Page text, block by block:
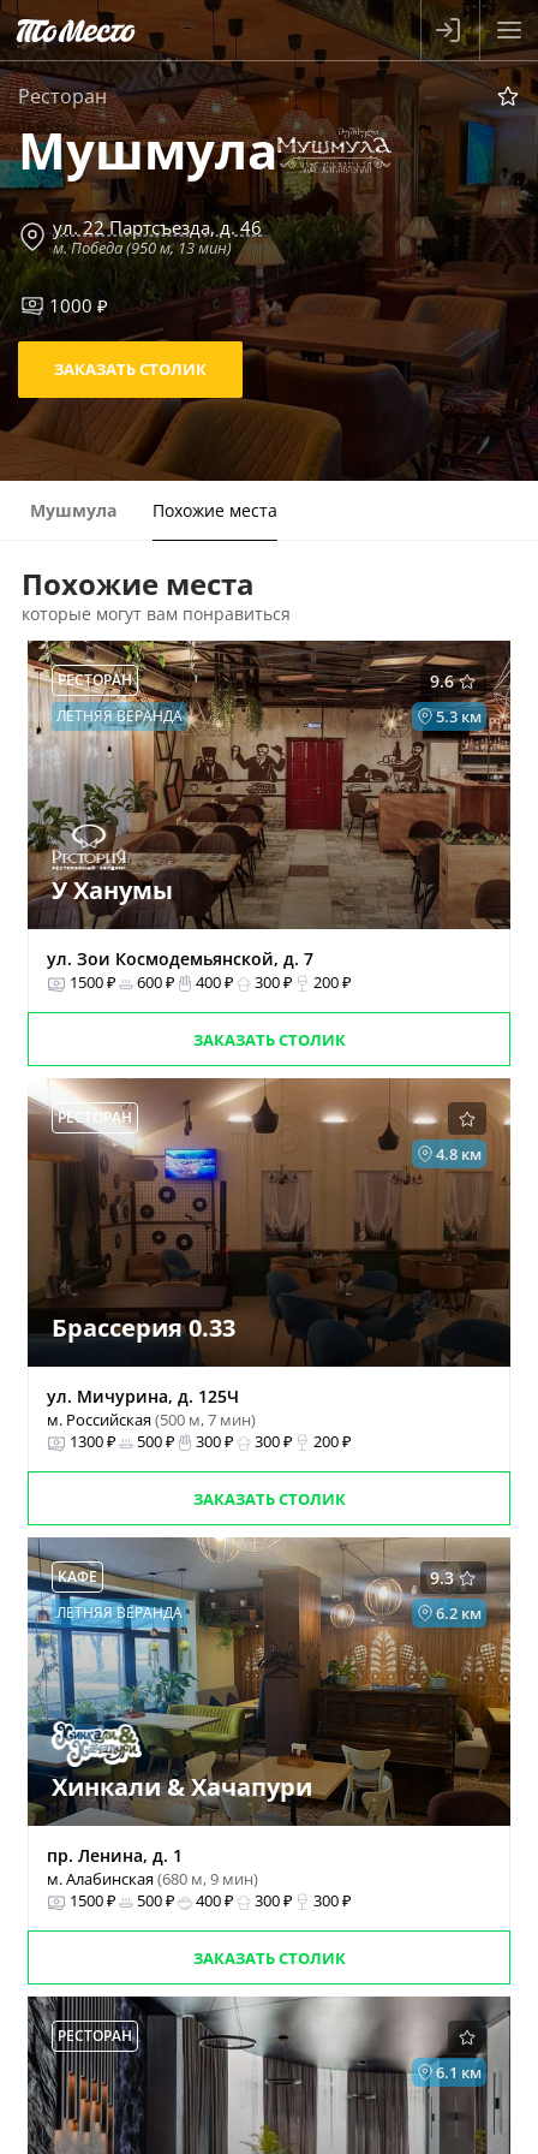
Ресторан
Мушмула
ул. 22 Партсъезда, д. 46
м. Победа (950 м, 13 мин)
1000 ₽
ЗАКАЗАТЬ СТОЛИК
Мушмула Похожие места
Похожие места
которые могут вам понравиться
9.6
РЕСТОРАН
5.3 км
ЛЕТНЯЯ ВЕРАНДА
У Ханумы
ул. Зои Космодемьянской, д. 7
1500 ₽ 600 ₽ 400 ₽ 300 ₽ 200 ₽
ЗАКАЗАТЬ СТОЛИК
РЕСТОРАН
4.8 км
Брассерия 0.33
ул. Мичурина, д. 125Ч
м. Российская(500 м, 7 мин)
1300 ₽
500 ₽ 300 ₽ 300 ₽ 200 ₽
ЗАКАЗАТЬ СТОЛИК
9.3
КАФЕ
6.2 км
ЛЕТНЯЯ ВЕРАНДА
Хинкали & Хачапури
пр. Ленина, д. 1
м. Алабинская(680 м, 9 мин)
1500 ₽
500 ₽ 400 ₽ 300 ₽ 300 ₽
ЗАКАЗАТЬ СТОЛИК
РЕСТОРАН
6.1 км